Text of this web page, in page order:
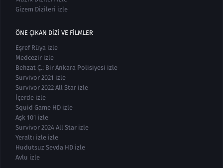
Gizem Dizileri izle
ÖNE ÇIKAN DIZI VE FILMLER
Eşref Rüya izle
Medcezir izle
Behzat Ç.: Bir Ankara Polisiyesi izle
Survivor 2021 izle
Survivor 2022 All Star izle
İçerde izle
Squid Game HD izle
Aşk 101 izle
Survivor 2024 All Star izle
Yeraltı izle izle
Hudutsuz Sevda HD izle
Avlu izle